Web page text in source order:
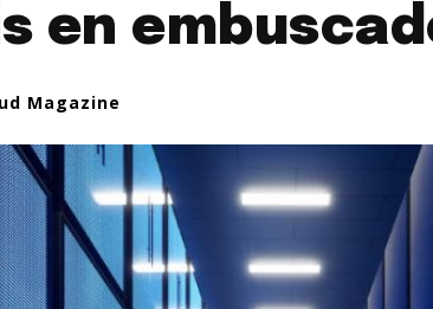
en
Magazine